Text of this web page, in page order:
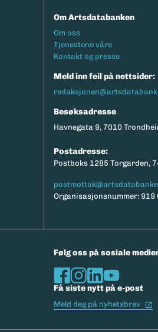
Om Artsdatabanken
Footermeny
Om oss
Tjenestene våre
Kontakt og presse
Meld inn feil på nettsider:
Besøksadresse
Havnegata 9, 7010
Postadresse:
Postboks 1285 Torgarden,
Organisasjonsnummer: 919
Følg oss på sosiale
Få siste nytt på e-post
Meld deg på nyhetsbrev